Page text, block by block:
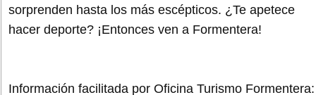
sorprenden hasta los más escépticos. ¿Te apetece
hacer deporte? ¡Entonces ven a Formentera!
Información facilitada por Oficina Turismo Formentera: